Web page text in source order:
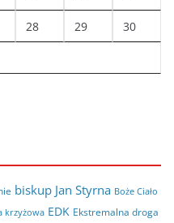
28 29 30
biskup Jan Styrna Boże Ciało
krzyżowa EDK Ekstremalna droga